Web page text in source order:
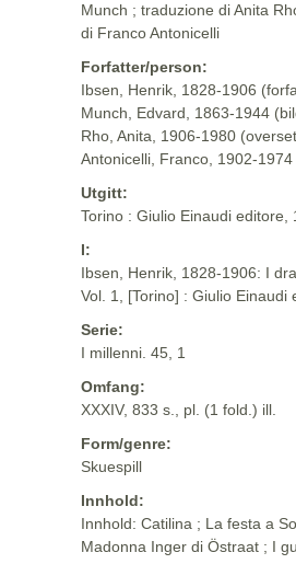
Munch ; traduzione di Anita
di Franco Antonicelli
Forfatter/person:
Ibsen, Henrik, 1828-1906
Munch, Edvard, 1863-1944
Rho, Anita, 1906-1980
Antonicelli, Franco, 1902-
Utgitt:
Torino : Giulio Einaudi editore,
I:
Ibsen, Henrik, 1828-1906: I
Vol. 1, [Torino] : Giulio Einaudi
Serie:
I millenni. 45, 1
Omfang:
XXXIV, 833 s., pl. (1 fold.) ill.
Form/genre:
Skuespill
Innhold:
Innhold: Catilina ; La festa a
Madonna Inger di Östraat ; I